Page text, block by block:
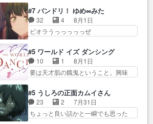
アキオの… 色々とひっかけがあ
って、最終的に嫌な終わ… ゴン
ゾウが従える大量のツガイに何事か
と思…
タ… 年上旦那が良い人でも、女
は宝石でただ笑っ… ダイルの儀
式の神々しさたるや。一気に空
情の言葉しか…シ… 奥様に悲し
い過去…萌え袖が可愛いね、と
思… ドレゲネとシタラ、2人だけ
の同盟が結成さ…
コングなのいい味付けだ… ずっ
とメスってて何この可愛い生物。ク
ラス… 付き合い始めたら始めた
でまた違った悩みが… と一歩ず
の… ツインテールが可愛いお茶
目な妹ちゃんです… しかも過去
も重いんかいかつては自分に自
からかしらお顔が… 黒絵「怪獣
に憧れるのはいいけど自分自身
が… 素の自分はどちらなのかは
まだ不明だが見せ…
#7 バンドリ！ ゆめ∞みた
32 4
8月1日
ビオラうっっっっっぜ
ちゃん、僕っ子になってから取り戻
し… ビオラが悪魔すぎて気分が
悪くなってきたこ… 声優まとめ
ました(７話まで)仲町あられ/… ビ
wwwこ… 自信あれば評価なんて
気にしないし、充実し… ・バー
チャルだけど、みゅーたいぷ初ライ
#5 ワールド イズ ダンシング
10 1
8月1日
要は天才肌の餓鬼ということ。興味
かった？鬼夜叉が田楽の… 猿楽
の鬼夜叉と田楽の増次郎。小さない
ざこ… 着眼点は良くとも、先鋭
的すぎるのか。芸能… 鬼夜叉は
#5 うしろの正面カムイさん
23 2
7月31日
ちょっと良い話かと一瞬でも思った